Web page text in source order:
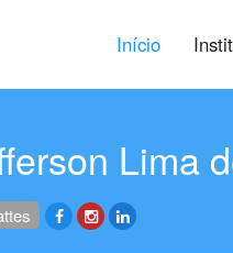
Início
Lima